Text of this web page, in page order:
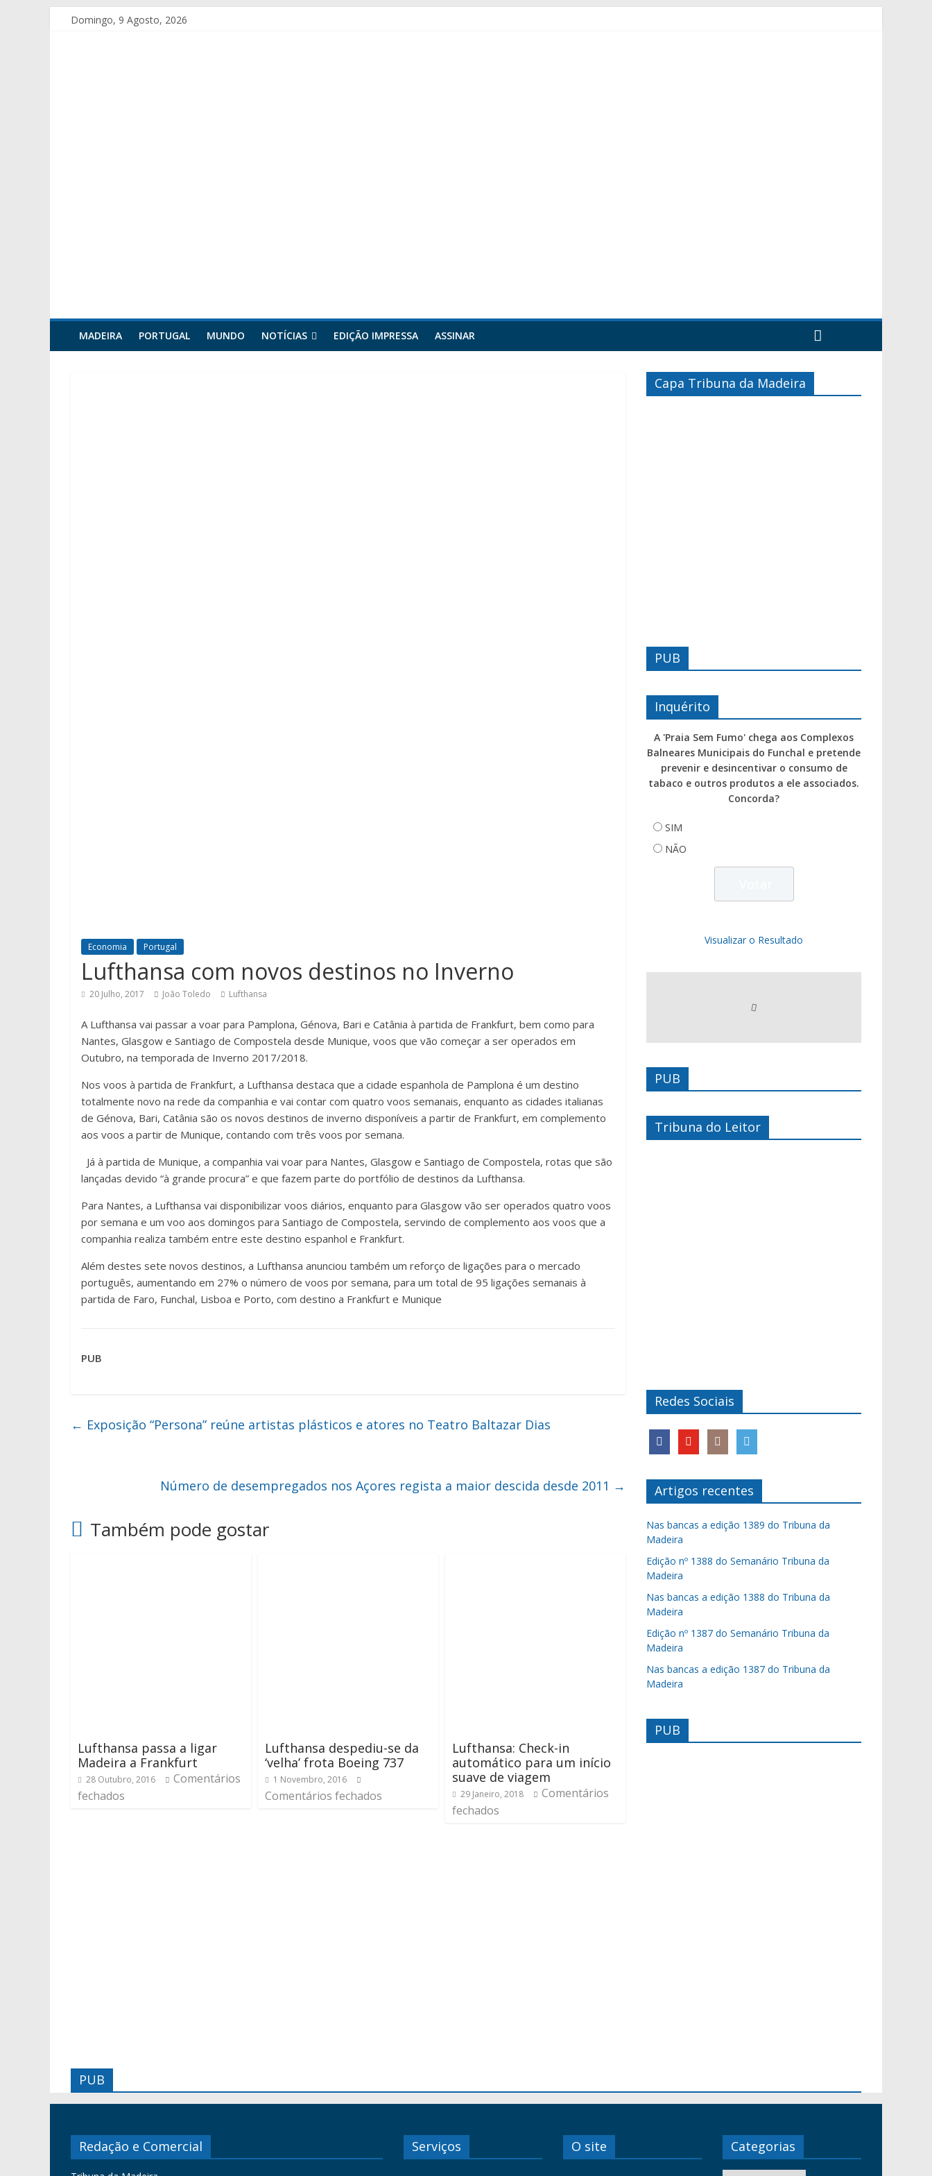
Domingo, 9 Agosto, 2026
MADEIRA PORTUGAL MUNDO NOTÍCIAS EDIÇÃO IMPRESSA ASSINAR
Economia Portugal
Lufthansa com novos destinos no Inverno
20 Julho, 2017 João Toledo Lufthansa
A Lufthansa vai passar a voar para Pamplona, Génova, Bari e Catânia à partida de Frankfurt, bem como para
Nantes, Glasgow e Santiago de Compostela desde Munique, voos que vão começar a ser operados em
Outubro, na temporada de Inverno 2017/2018.
Nos voos à partida de Frankfurt, a Lufthansa destaca que a cidade espanhola de Pamplona é um destino
totalmente novo na rede da companhia e vai contar com quatro voos semanais, enquanto as cidades italianas
de Génova, Bari, Catânia são os novos destinos de inverno disponíveis a partir de Frankfurt, em complemento
aos voos a partir de Munique, contando com três voos por semana.
Já à partida de Munique, a companhia vai voar para Nantes, Glasgow e Santiago de Compostela, rotas que são
lançadas devido “à grande procura” e que fazem parte do portfólio de destinos da Lufthansa.
Para Nantes, a Lufthansa vai disponibilizar voos diários, enquanto para Glasgow vão ser operados quatro voos
por semana e um voo aos domingos para Santiago de Compostela, servindo de complemento aos voos que a
companhia realiza também entre este destino espanhol e Frankfurt.
Além destes sete novos destinos, a Lufthansa anunciou também um reforço de ligações para o mercado
português, aumentando em 27% o número de voos por semana, para um total de 95 ligações semanais à
partida de Faro, Funchal, Lisboa e Porto, com destino a Frankfurt e Munique
PUB
← Exposição “Persona” reúne artistas plásticos e atores no Teatro Baltazar Dias
Número de desempregados nos Açores regista a maior descida desde 2011 →
Também pode gostar
Lufthansa passa a ligar
Madeira a Frankfurt
28 Outubro, 2016
Comentários
fechados
Lufthansa despediu-se da
‘velha’ frota Boeing 737
1 Novembro, 2016
Comentários fechados
Lufthansa: Check-in
automático para um início
suave de viagem
29 Janeiro, 2018
Comentários
fechados
Capa Tribuna da Madeira
PUB
Inquérito
A 'Praia Sem Fumo' chega aos Complexos
Balneares Municipais do Funchal e pretende
prevenir e desincentivar o consumo de
tabaco e outros produtos a ele associados.
Concorda?
SIM
NÃO
Visualizar o Resultado
PUB
Tribuna do Leitor
Redes Sociais
Artigos recentes
Nas bancas a edição 1389 do Tribuna da
Madeira
Edição nº 1388 do Semanário Tribuna da
Madeira
Nas bancas a edição 1388 do Tribuna da
Madeira
Edição nº 1387 do Semanário Tribuna da
Madeira
Nas bancas a edição 1387 do Tribuna da
Madeira
PUB
PUB
Redação e Comercial Serviços O site Categorias